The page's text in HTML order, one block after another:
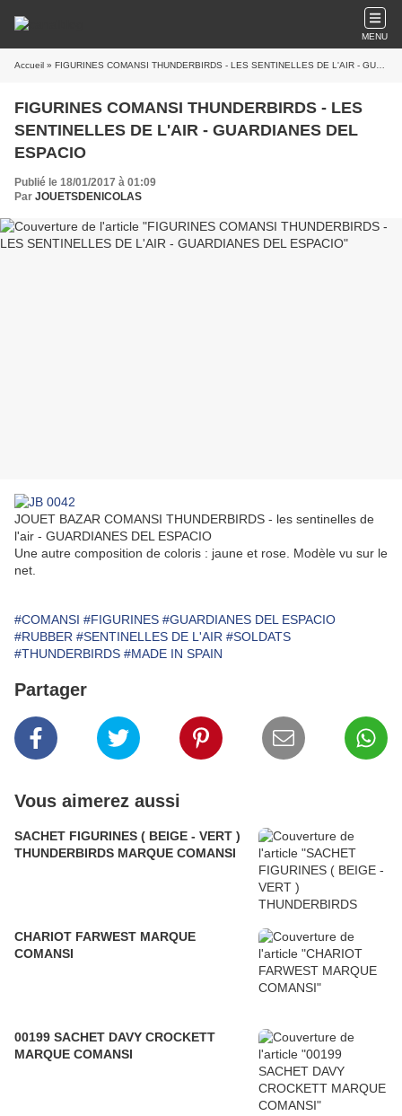
MENU
Accueil » FIGURINES COMANSI THUNDERBIRDS - LES SENTINELLES DE L'AIR - GUARDIANES DEL ESPACIO
FIGURINES COMANSI THUNDERBIRDS - LES
SENTINELLES DE L'AIR - GUARDIANES DEL
ESPACIO
Publié le 18/01/2017 à 01:09
Par JOUETSDENICOLAS
JOUET BAZAR COMANSI THUNDERBIRDS - les sentinelles de
l'air - GUARDIANES DEL ESPACIO
Une autre composition de coloris : jaune et rose. Modèle vu sur le
net.
#COMANSI #FIGURINES #GUARDIANES DEL ESPACIO
#RUBBER #SENTINELLES DE L'AIR #SOLDATS
#THUNDERBIRDS #MADE IN SPAIN
Partager
Vous aimerez aussi
SACHET FIGURINES ( BEIGE - VERT )
THUNDERBIRDS MARQUE COMANSI
CHARIOT FARWEST MARQUE
COMANSI
00199 SACHET DAVY CROCKETT
MARQUE COMANSI